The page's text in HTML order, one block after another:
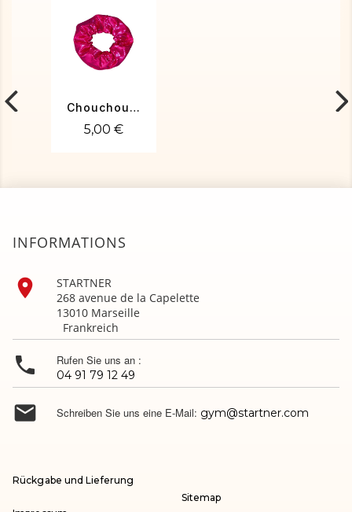
Chouchou fuchsia
5,00 €
INFORMATIONS

STARTNER
268 avenue de la Capelette
13010 Marseille
Frankreich
 Rufen Sie uns an :
04 91 79 12 49
 Schreiben Sie uns eine E-Mail: gym@startner.com
Rückgabe und Lieferung
Sitemap